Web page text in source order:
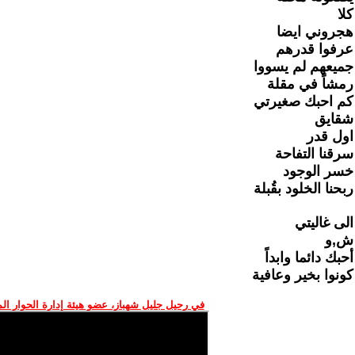
كلا
هجروني ايضا
عرفوا قدرهم
جميعهم لم يسووا
رمشاً في مقلة
كم احبك صغيرتي
شقايق
اول قدر
سرقنا التفاحة
خسر الوجود
ربحنا الخلود بقُبلة
الى غاليتي
ش,و
أحبك دائما وابداً
كونوا بخير وعافية
في رحيل جليل شهباز، عضو هيئة إدارة الحوار